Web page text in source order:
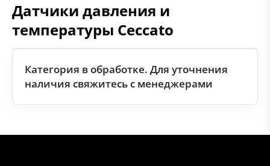
Датчики давления и
температуры Ceccato
Категория в обработке. Для уточнения
наличия свяжитесь с менеджерами